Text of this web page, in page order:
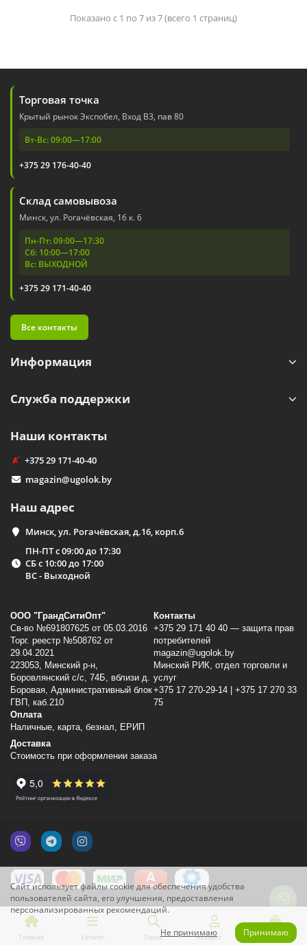
Показано с 1 по 7 из 7 (всего 1 страниц)
Сайт использует файлы cookie для обеспечения удобства
пользователей сайта, его улучшения, предоставления
персонализированных рекомендаций.
Не принимаю Принимаю
Торговая точка
Крытый рынок Экспобел, Вход В3, пав 80
Вт-Вс: 09:00—17:00
+375 29 176-40-40
Склад самовывоза
Минск, ул. Рогачёвская, 16 к. 6
Пн-Пт: 09:00—17:30
Сб: 10:00—17:00
Вс: ВЫХОДНОЙ
+375 29 171-40-40
Все контакты
Информация
Служба поддержки
Наши контакты
+375 29 171-40-40
magazin@ugolok.by
Наш адрес
Минск, ул. Рогачёвская, д.16, корп.6
ПН-ПТ с 09:00 до 17:30
СБ с 10:00 до 17:00
ВС - Выходной
ООО "ГрандСитиОпт"
Св-во №691807625 от 05.03.2016
Торг. реестр №508762 от
29.04.2021
223053, Минский p-н,
Боровлянский с/с, 74Б, вблизи д.
Боровая, Административный блок
ГВП, каб.210
Контакты
+375 29 171 40 40 — защита прав
потребителей
magazin@ugolok.by
Минский РИК, отдел торговли и
услуг
+375 17 270-29-14 | +375 17 270 33
75
Оплата
Наличные, карта, безнал, ЕРИП
Доставка
Стоимость при оформлении заказа
Главная Каталог Поиск Аккаунт Корзина